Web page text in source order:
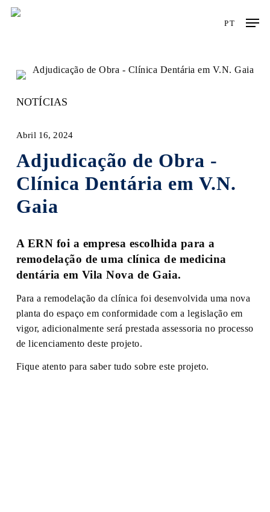
Skip
PT
NOTÍCIAS
Abril 16, 2024
Adjudicação de Obra -
Clínica Dentária em V.N.
Gaia
A ERN foi a empresa escolhida para a
remodelação de uma clínica de medicina
dentária em Vila Nova de Gaia.
Para a remodelação da clínica foi desenvolvida uma nova
planta do espaço em conformidade com a legislação em
vigor, adicionalmente será prestada assessoria no processo
de licenciamento deste projeto.
Fique atento para saber tudo sobre este projeto.